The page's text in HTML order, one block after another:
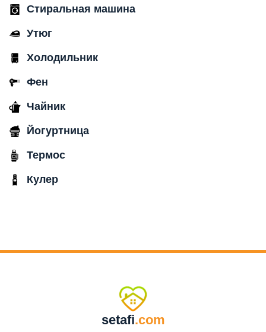
Стиральная машина
Утюг
Холодильник
Фен
Чайник
Йогуртница
Термос
Кулер
setafi.com